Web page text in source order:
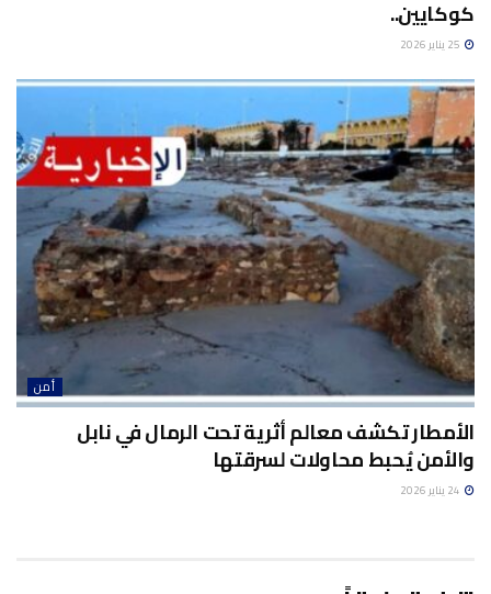
كوكايين..
أمن
الأمطار تكشف معالم أثرية تحت الرمال في نابل
والأمن يُحبط محاولات لسرقتها